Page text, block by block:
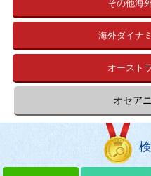
海外ダイナ
オースト
オセア